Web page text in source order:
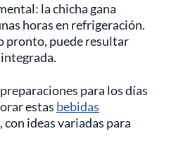
la chicha gana
horas en refrigeración.
pronto, puede resultar
para los días
estas bebidas
, con ideas variadas para